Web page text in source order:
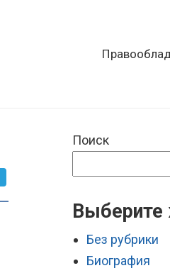
Поиск
Выберите
Без рубрики
Биография